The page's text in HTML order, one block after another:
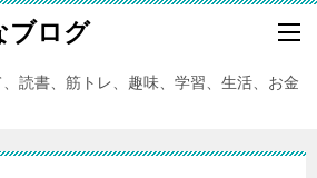
ブログ
読書、筋トレ、趣味、学習、生活、お金